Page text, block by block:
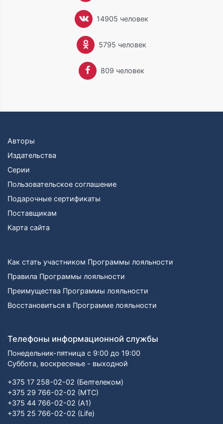
В конце жизни братья Гримм занялись созданием
первого словаря немецкого языка: Вильгельм умер в
декабре 1859 года, завершив работу над буквой D;
Якоб пережил своего брата почти на четыре года,
успев завершить буквы A, B, C и E. Он умер за
рабочим столом, работая над словом «фрукт» (нем.
Братья Вильгельм и Якоб Гримм родились в городе
14905 человек
5795 человек
809 человек
Авторы
Издательства
Серии
Пользовательское соглашение
Подарочные сертификаты
Поставщикам
Карта сайта
Как стать участником Программы лояльности
Правила Программы лояльности
Преимущества Программы лояльности
Восстановиться в Программе лояльности
Телефоны информационной службы
Понедельник-пятница с 9:00 до 19:00
Суббота, воскресенье - выходной
+375 17 258-02-02 (Белтелеком)
+375 29 766-02-02 (МТС)
+375 44 766-02-02 (А1)
+375 25 766-02-02 (Life)